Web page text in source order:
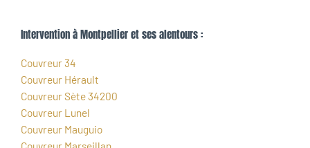
Intervention à Montpellier et ses alentours :
Couvreur 34
Couvreur Hérault
Couvreur Sète 34200
Couvreur Lunel
Couvreur Mauguio